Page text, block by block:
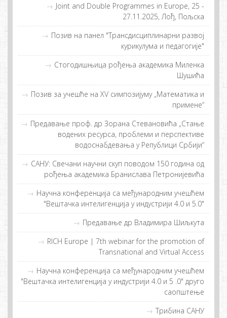
Joint and Double Programmes in Europe, 25 -
27.11.2025, Лођ, Пољска
Позив на панел "Трансдисциплинарни развој
курикулума и педагогије"
Стогодишњица рођења академика Миленка
Шушића
Позив за учешће на XV симпозијуму „Математика и
примене“
Предавање проф. др Зорана Стевановића „Стање
водених ресурса, проблеми и перспективе
водоснабдевања у Републици Србији“
САНУ: Свечани научни скуп поводом 150 година од
рођења академика Бранислава Петронијевића
Нaучнa кoнфeрeнциja сa мeђунaрoдним учeшћeм
"Вeштaчкa интeлигeнциja у индустриjи 4.0 и 5.0"
Предавање др Владимира Шиљкута
RICH Europe | 7th webinar for the promotion of
Transnational and Virtual Access
Научна конференција са међународним учешћем
"Вештачка интелигенција у индустрији 4.0 и 5 .0" друго
саопштење
Трибина САНУ